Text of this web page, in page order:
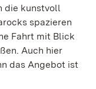
die kunstvoll
spazieren
Fahrt mit Blick
Auch hier
das Angebot ist